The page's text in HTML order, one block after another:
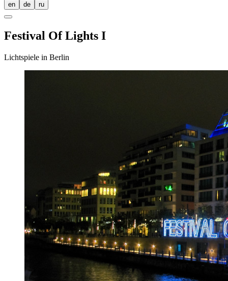
en de ru
Festival Of Lights I
Lichtspiele in Berlin